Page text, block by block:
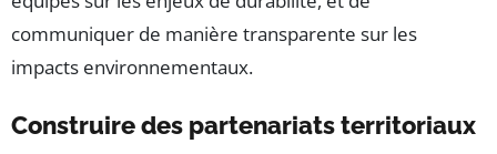
communiquer de manière transparente sur les
impacts environnementaux.
Construire des partenariats territoriaux